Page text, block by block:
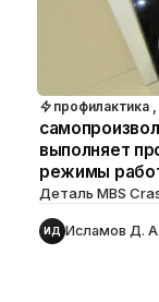
профилактика
выполняет
режимы
Деталь MBS
ИД Исламов Д. А.